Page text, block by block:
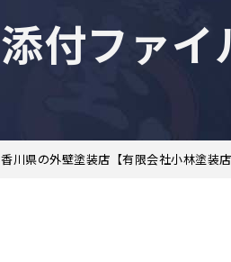
添付ファイ
香川県の外壁塗装店【有限会社小林塗装店